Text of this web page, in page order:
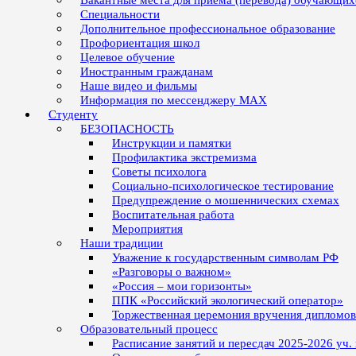
Специальности
Дополнительное профессиональное образование
Профориентация школ
Целевое обучение
Иностранным гражданам
Наше видео и фильмы
Информация по мессенджеру MAX
Студенту
БЕЗОПАСНОСТЬ
Инструкции и памятки
Профилактика экстремизма
Советы психолога
Социально-психологическое тестирование
Предупреждение о мошеннических схемах
Воспитательная работа
Мероприятия
Наши традиции
Уважение к государственным символам РФ
«Разговоры о важном»
«Россия – мои горизонты»
ППК «Российский экологический оператор»
Торжественная церемония вручения
Образовательный процесс
Расписание занятий и пересдач 2025-2026 уч.